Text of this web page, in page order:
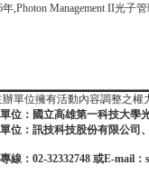
年,Photon Management II光子
單位擁有活動內容調整之權
位： 國立高雄第一科技大學
位：訊技科技股份有限公司
線：02-32332748 或E-mail：